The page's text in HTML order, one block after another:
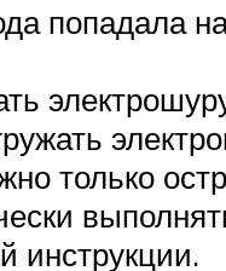
попадала
только
инструкции.